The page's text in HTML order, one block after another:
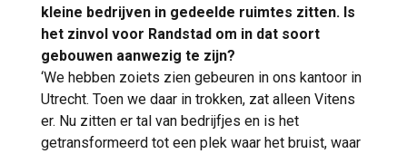
kleine bedrijven in gedeelde ruimtes zitten. Is
het zinvol voor Randstad om in dat soort
gebouwen aanwezig te zijn?
‘We hebben zoiets zien gebeuren in ons kantoor in
Utrecht. Toen we daar in trokken, zat alleen Vitens
er. Nu zitten er tal van bedrijfjes en is het
getransformeerd tot een plek waar het bruist, waar